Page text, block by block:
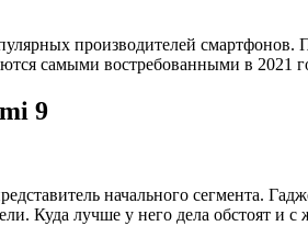
производителей смартфонов.
самыми востребованными в 2021
9
начального сегмента.
Куда лучше у него дела обстоят